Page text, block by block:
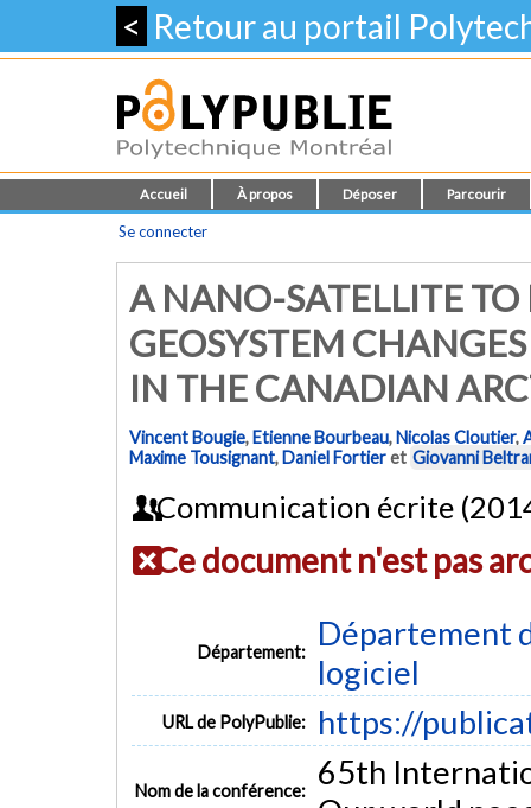
< Retour au portail
Accueil À propos Déposer Parcourir
Se connecter
A NANO-SATELLITE
GEOSYSTEM
IN THE CANADIAN
Vincent Bougie,Etienne Bourbeau,Nicolas Cloutier,
Maxime Tousignant,Daniel Fortieret Giovanni
Communication écrite
Ce document n'est pas
Département:
Département
logiciel
URL de PolyPublie: https://
Nom de la conférence:
65th